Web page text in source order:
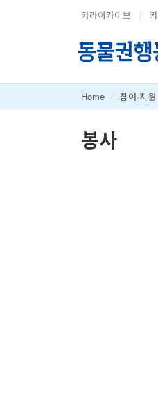
카라아카이브 |
Home / 참여·지원
봉사